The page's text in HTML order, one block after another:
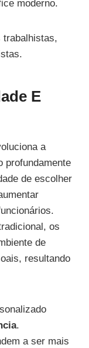
moderno.
trabalhistas,
E
a
profundamente
de escolher
os
de
resultando
.
a ser mais